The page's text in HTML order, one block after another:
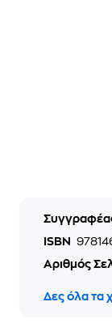
ISBN
Αριθμός
Δες όλα τα